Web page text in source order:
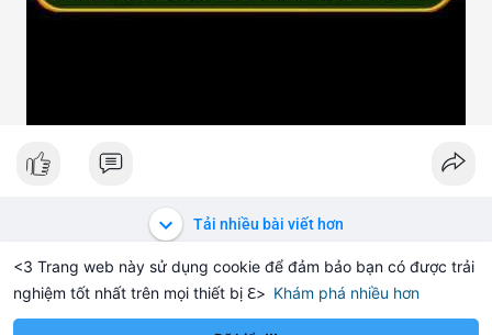
<3 Trang web này sử dụng cookie để đảm bảo bạn có được trải
nghiệm tốt nhất trên mọi thiết bị ℇ> Khám phá nhiều hơn
$1,901.08 +0.22% Solana SOL $72.64 -1.16%
Tải nhiều bài viết hơn